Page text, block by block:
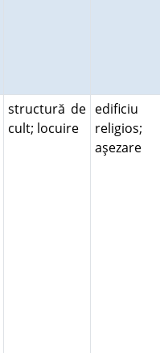
structură de
cult; locuire
edificiu
religios;
aşezare